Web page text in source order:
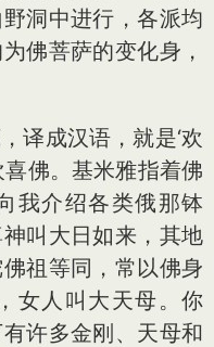
洞中进行，各派均
佛菩萨的变化身，
译成汉语，就是‘欢
佛。基米雅指着佛
我介绍各类俄那钵
叫大日如来，其地
祖等同，常以佛身
女人叫大天母。你
许多金刚、天母和